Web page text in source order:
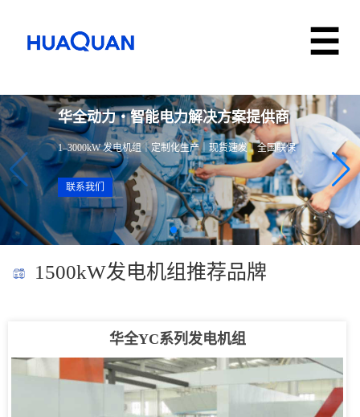
华全动力・智能电力解决方案提供商
1–3000kW 发电机组｜定制化生产｜现货速发｜全国联保
联系我们
1500kW发电机组推荐品牌
华全YC系列发电机组